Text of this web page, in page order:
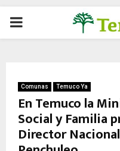
P
M
Comunas Temuco Ya
En Temuco la
Social y Familia
Director